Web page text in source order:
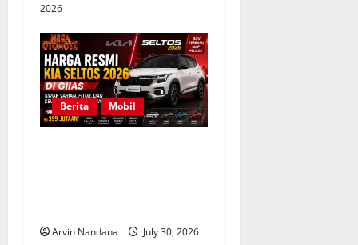
2026
Berita Mobil
Arvin Nandana July 30, 2026